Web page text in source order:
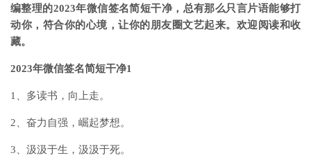
编整理的2023年微信签名简短干净，总有那么只言片语能够打
动你，符合你的心境，让你的朋友圈文艺起来。欢迎阅读和收
藏。
2023年微信签名简短干净1
1、多读书，向上走。
2、奋力自强，崛起梦想。
3、汲汲于生，汲汲于死。